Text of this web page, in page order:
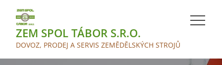
contentZEM SPOL TÁBOR S.R.O.
DOVOZ, PRODEJ A SERVIS ZEMĚDĚLSKÝCH STROJŮ